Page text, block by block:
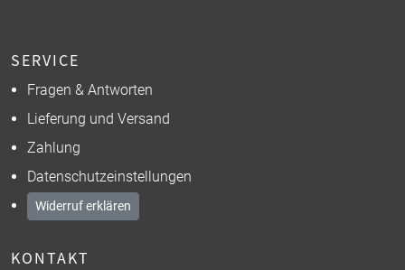
SERVICE
Fragen & Antworten
Lieferung und Versand
Zahlung
Datenschutzeinstellungen
Widerruf erklären
KONTAKT